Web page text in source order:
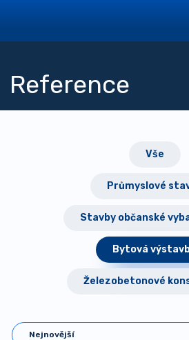
Reference
Vše
Průmyslové
Stavby občanské
Bytová
Železobetonové
Nejnovější